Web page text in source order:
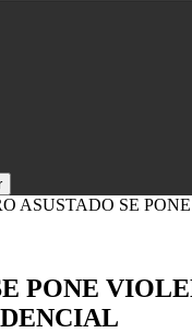
ASUSTADO SE
PONE